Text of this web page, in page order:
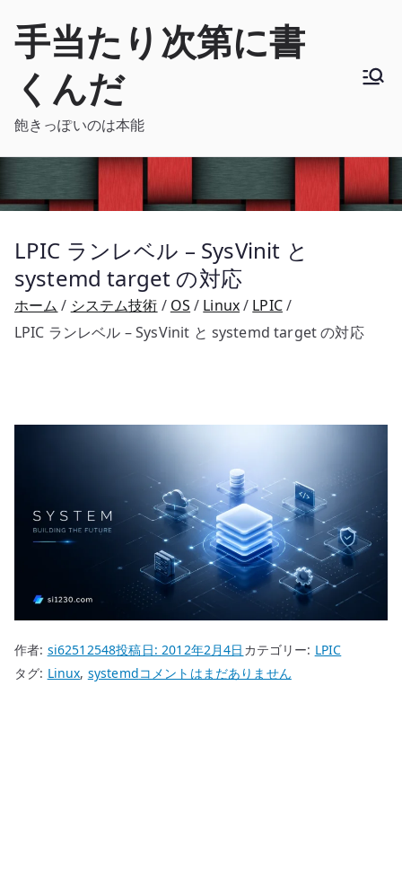
手当たり次第に書
くんだ
飽きっぽいのは本能
LPIC ランレベル – SysVinit と
systemd target の対応
ホーム システム技術 OS Linux
LPIC
LPIC ランレベル – SysVinit と systemd target の対応
作者: si62512548投稿日:2012年2月4日 カテゴリー: LPIC
タグ: Linux, systemdLPIC
コメントはまだありません